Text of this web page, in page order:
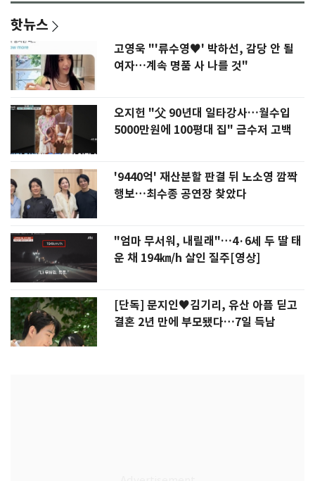
핫뉴스
고영욱 "'류수영♥' 박하선, 감당 안 될
여자…계속 명품 사 나를 것"
오지헌 "父 90년대 일타강사…월수입
5000만원에 100평대 집" 금수저 고백
'9440억' 재산분할 판결 뒤 노소영 깜짝
행보…최수종 공연장 찾았다
"엄마 무서워, 내릴래"…4·6세 두 딸 태
운 채 194㎞/h 살인 질주[영상]
[단독] 문지인♥김기리, 유산 아픔 딛고
결혼 2년 만에 부모됐다…7일 득남